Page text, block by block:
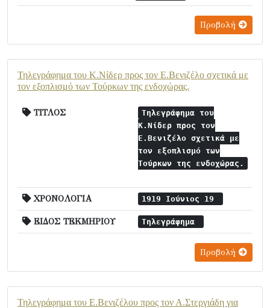
Προβολή
Τηλεγράφημα του Κ.Νίδερ προς τον Ε.Βενιζέλο σχετικά με
τον εξοπλισμό των Τούρκων της ενδοχώρας.
ΤΙΤΛΟΣ
Τηλεγράφημα του
Κ.Νίδερ προς τον
Ε.Βενιζέλο σχετικά με
τον εξοπλισμό των
Τούρκων της ενδοχώρας.
ΧΡΟΝΟΛΟΓΙΑ 1919 Ιούνιος 19
ΕΙΔΟΣ ΤΕΚΜΗΡΙΟΥ Τηλεγράφημα
Προβολή
Τηλεγράφημα του Ε.Βενιζέλου προς τον Α.Στεργιάδη για